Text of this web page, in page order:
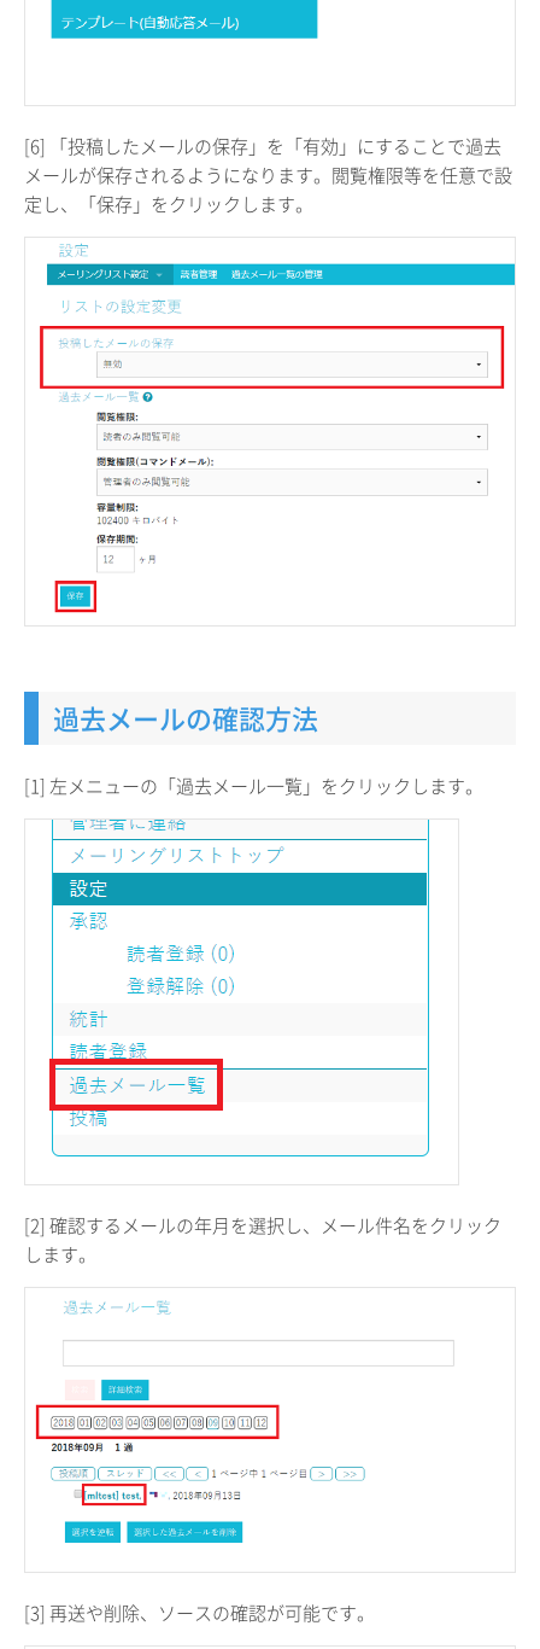
[6] 「投稿したメールの保存」を「有効」にすることで過去
メールが保存されるようになります。閲覧権限等を任意で設
定し、「保存」をクリックします。
過去メールの確認方法
[1] 左メニューの「過去メール一覧」をクリックします。
[2] 確認するメールの年月を選択し、メール件名をクリック
します。
[3] 再送や削除、ソースの確認が可能です。